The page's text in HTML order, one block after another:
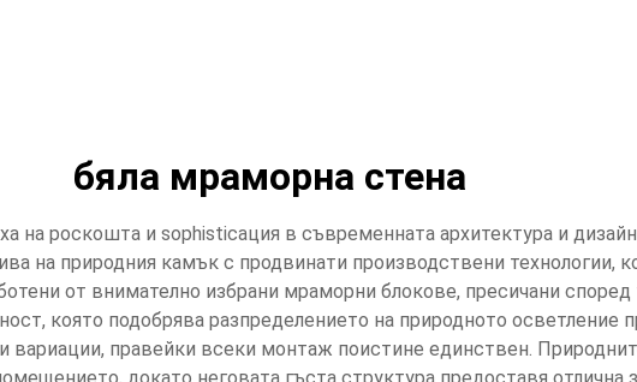
бяла мраморна стена
на роскошта и sophisticaция в съвременната архитектура и
на природния камък с продвинати производствени технологии,
от внимателно избрани мраморни блокове, пресичани
която подобрява разпределението на природното осветление
вариации, правейки всеки монтаж поистине единствен.